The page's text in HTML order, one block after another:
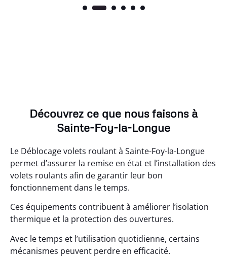
Découvrez ce que nous faisons à
Sainte-Foy-la-Longue
Le Déblocage volets roulant à Sainte-Foy-la-Longue
permet d’assurer la remise en état et l’installation des
volets roulants afin de garantir leur bon
fonctionnement dans le temps.
Ces équipements contribuent à améliorer l’isolation
thermique et la protection des ouvertures.
Avec le temps et l’utilisation quotidienne, certains
mécanismes peuvent perdre en efficacité.